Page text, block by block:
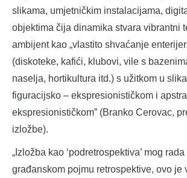
slikama, umjetničkim instalacijama,
objektima čija dinamika stvara vibrantni
ambijent kao „vlastito shvaćanje
(diskoteke, kafići, klubovi, vile s
naselja, hortikultura itd.) s užitkom u
figuracijsko – ekspresionističkom i
ekspresionističkom” (Branko Cerovac,
izložbe).
„Izložba kao ‘podretrospektiva’ mog
građanskom pojmu retrospektive, ovo je